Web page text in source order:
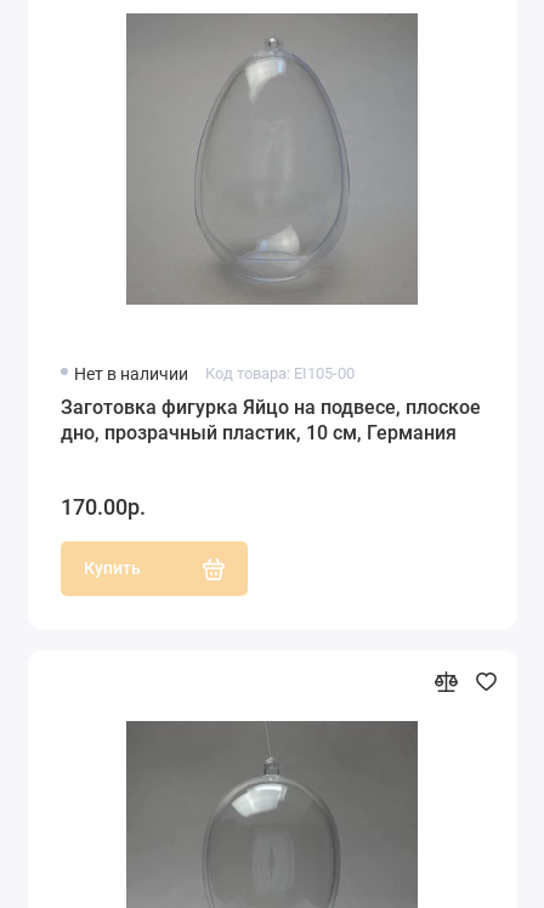
Нет в наличии Код товара: EI105-00
Заготовка фигурка Яйцо на подвесе, плоское
дно, прозрачный пластик, 10 см, Германия
170.00р.
Купить